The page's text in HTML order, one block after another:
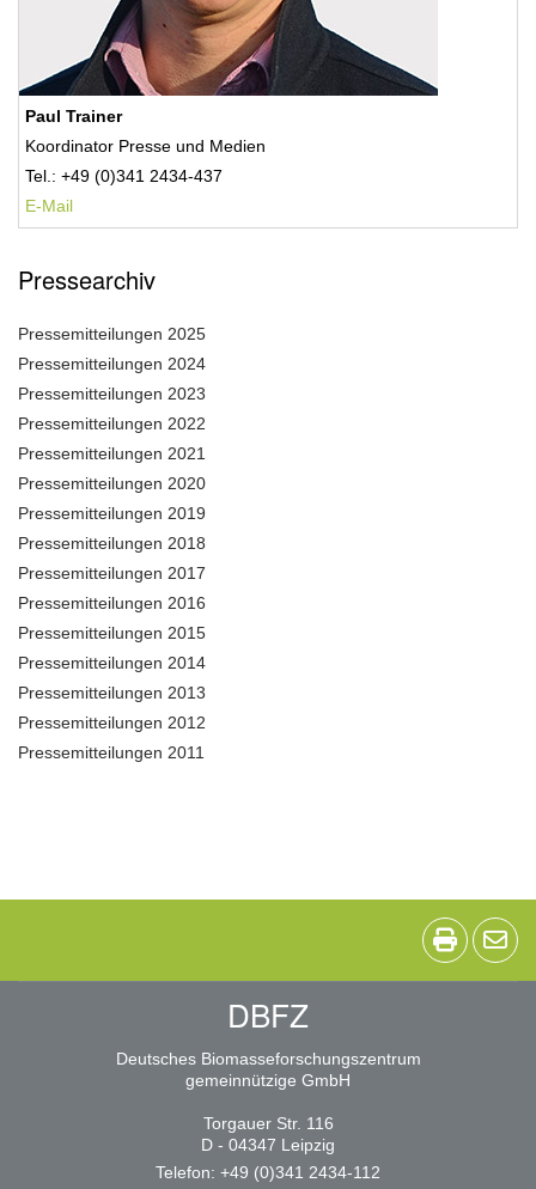
Paul Trainer
Koordinator Presse und Medien
Tel.: +49 (0)341 2434-437
E-Mail
Pressearchiv
Pressemitteilungen 2025
Pressemitteilungen 2024
Pressemitteilungen 2023
Pressemitteilungen 2022
Pressemitteilungen 2021
Pressemitteilungen 2020
Pressemitteilungen 2019
Pressemitteilungen 2018
Pressemitteilungen 2017
Pressemitteilungen 2016
Pressemitteilungen 2015
Pressemitteilungen 2014
Pressemitteilungen 2013
Pressemitteilungen 2012
Pressemitteilungen 2011
DBFZ
Deutsches Biomasseforschungszentrum
gemeinnützige GmbH
Torgauer Str. 116
D - 04347 Leipzig
Telefon: +49 (0)341 2434-112